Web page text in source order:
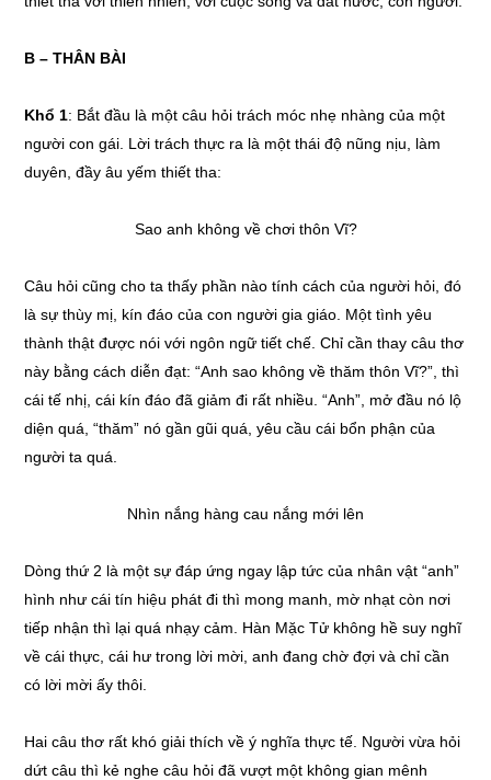
B – THÂN BÀI
Khổ 1: Bắt đầu là một câu hỏi trách móc nhẹ nhàng của một
người con gái. Lời trách thực ra là một thái độ nũng nịu, làm
duyên, đầy âu yếm thiết tha:
Sao anh không về chơi thôn Vĩ?
Câu hỏi cũng cho ta thấy phần nào tính cách của người hỏi, đó
là sự thùy mị, kín đáo của con người gia giáo. Một tình yêu
thành thật được nói với ngôn ngữ tiết chế. Chỉ cần thay câu thơ
này bằng cách diễn đạt: “Anh sao không về thăm thôn Vĩ?”, thì
cái tế nhị, cái kín đáo đã giảm đi rất nhiều. “Anh”, mở đầu nó lộ
diện quá, “thăm” nó gần gũi quá, yêu cầu cái bổn phận của
người ta quá.
Nhìn nắng hàng cau nắng mới lên
Dòng thứ 2 là một sự đáp ứng ngay lập tức của nhân vật “anh”
hình như cái tín hiệu phát đi thì mong manh, mờ nhạt còn nơi
tiếp nhận thì lại quá nhạy cảm. Hàn Mặc Tử không hề suy nghĩ
về cái thực, cái hư trong lời mời, anh đang chờ đợi và chỉ cần
có lời mời ấy thôi.
Hai câu thơ rất khó giải thích về ý nghĩa thực tế. Người vừa hỏi
dứt câu thì kẻ nghe câu hỏi đã vượt một không gian mênh